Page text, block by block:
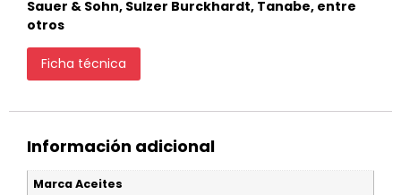
Sauer & Sohn, Sulzer Burckhardt, Tanabe, entre
otros
Ficha técnica
Información adicional
Marca Aceites